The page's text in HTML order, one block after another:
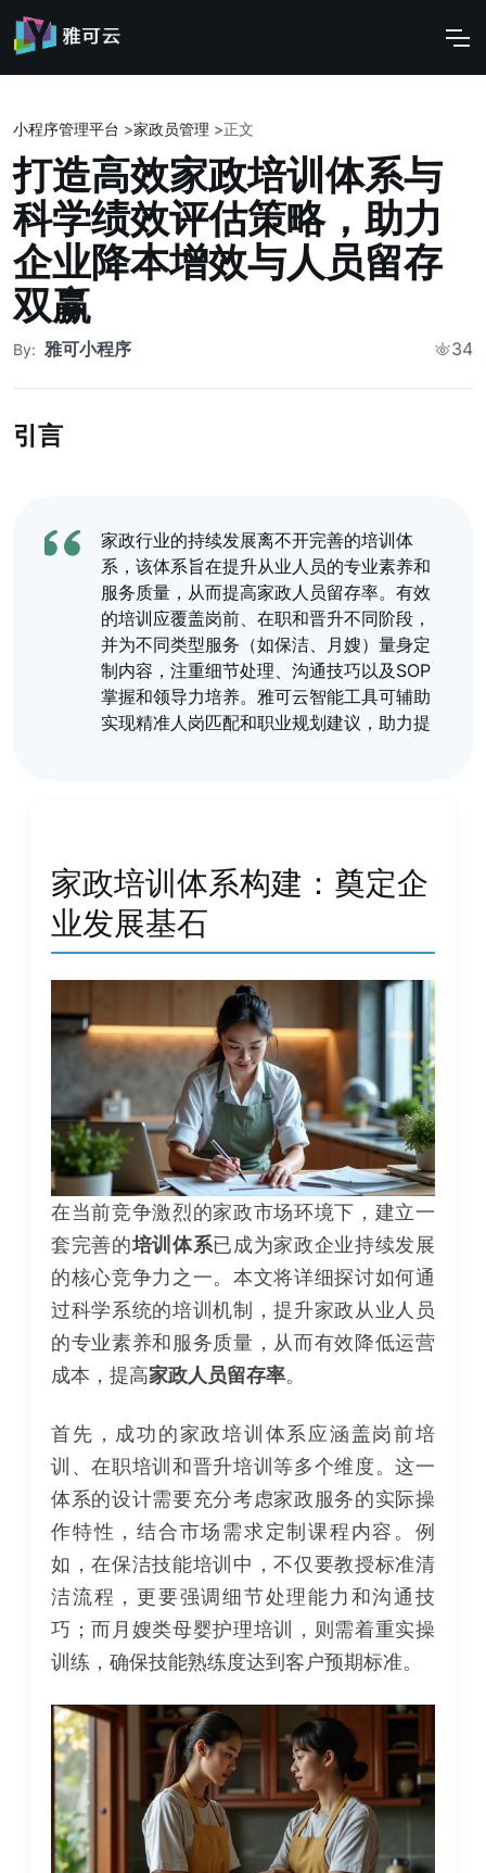
小程序管理平台 >家政员管理 >正文
打造高效家政培训体系与
科学绩效评估策略，助力
企业降本增效与人员留存
双赢
By: 雅可小程序 34
引言
家政行业的持续发展离不开完善的培训体
系，该体系旨在提升从业人员的专业素养和
服务质量，从而提高家政人员留存率。有效
的培训应覆盖岗前、在职和晋升不同阶段，
并为不同类型服务（如保洁、月嫂）量身定
制内容，注重细节处理、沟通技巧以及SOP
掌握和领导力培养。雅可云智能工具可辅助
实现精准人岗匹配和职业规划建议，助力提
家政培训体系构建：奠定企
业发展基石
在当前竞争激烈的家政市场环境下，建立一
套完善的培训体系已成为家政企业持续发展
的核心竞争力之一。本文将详细探讨如何通
过科学系统的培训机制，提升家政从业人员
的专业素养和服务质量，从而有效降低运营
成本，提高家政人员留存率。
首先，成功的家政培训体系应涵盖岗前培
训、在职培训和晋升培训等多个维度。这一
体系的设计需要充分考虑家政服务的实际操
作特性，结合市场需求定制课程内容。例
如，在保洁技能培训中，不仅要教授标准清
洁流程，更要强调细节处理能力和沟通技
巧；而月嫂类母婴护理培训，则需着重实操
训练，确保技能熟练度达到客户预期标准。